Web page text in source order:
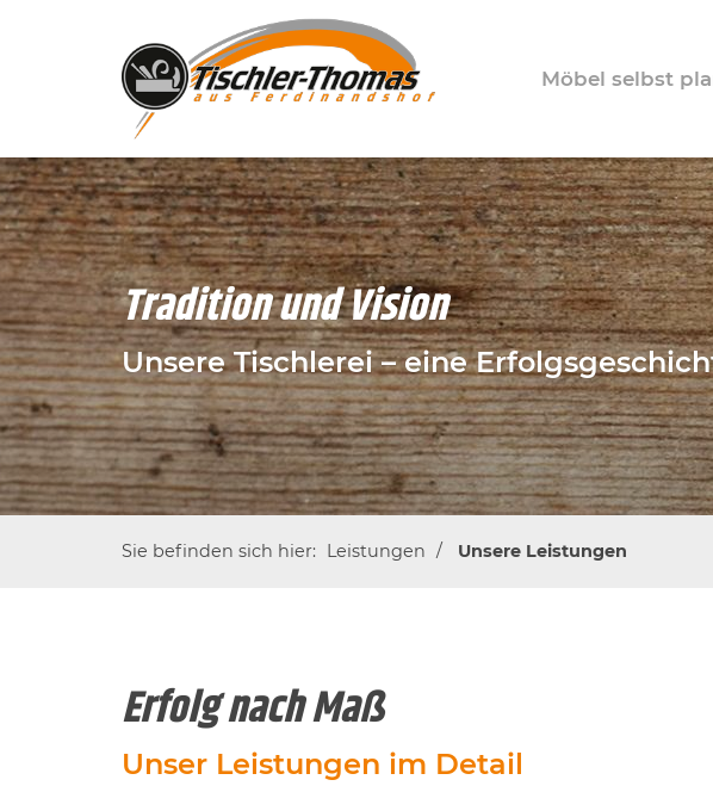
Möbel selbst
Tradition und Vision
Unsere Tischlerei – eine
Sie befinden sich hier: Leistungen Unsere Leistungen
Erfolg nach Maß
Unser Leistungen im Detail